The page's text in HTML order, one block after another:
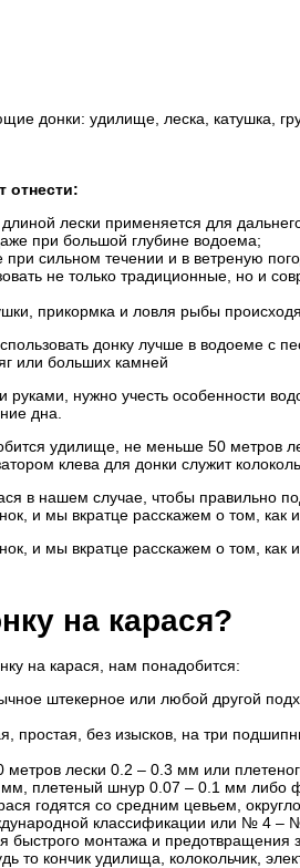
донки: удилище, леска, катушка,
отнести:
лески применяется для
при большой глубине водоема;
сильном течении и в ветреную
не только традиционные, но и
прикормка и ловля рыбы
донку лучше в водоеме с
или больших камней
руками, нужно учесть особенности
дна.
удилище, не меньше 50 метров
клева для донки служит
в нашем случае, чтобы правильно
и мы вкратце расскажем о том, как
и мы вкратце расскажем о том, как
на карася?
на карася, нам понадобится:
штекерное или любой другой
простая, без изысков, на три
метров лески 0.2 – 0.3 мм или
мм, плетеный шнур 0.07 – 0.1 мм либо
годятся со средним цевьем,
классификации или № 4 –
быстрого монтажа и предотвращения
то кончик удилища, колокольчик,